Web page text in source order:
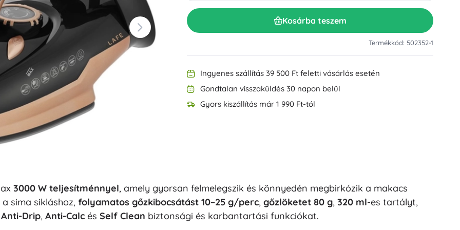
Felszerelés a legkisebbeknek
Dekorációk
Biztonság
Rendezés
Éjszakai világítás
Mosdókiegészítők
WC-kiegészítők
Iskola
Vízijátékok Könyvek
Grillezés
Zene
Kosárba teszem
Termékkód: 502352-1
Ingyenes szállítás 39 500 Ft feletti vásárlás esetén
Gondtalan visszaküldés 30 napon belül
Gyors kiszállítás már 1 990 Ft-tól
3000 W teljesítménnyel, amely gyorsan felmelegszik és könnyedén megbirkózik a makacs
sima sikláshoz, folyamatos gőzkibocsátást 10–25 g/perc, gőzlöketet 80 g, 320 ml-es tartályt,
Anti-Drip, Anti-Calcés Self Clean biztonsági és karbantartási funkciókat.